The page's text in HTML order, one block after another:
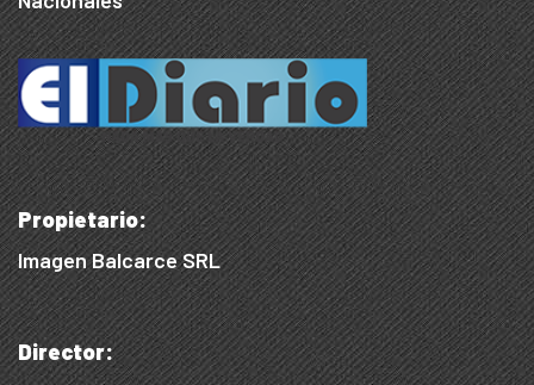
Propietario:
Imagen Balcarce SRL
Director: